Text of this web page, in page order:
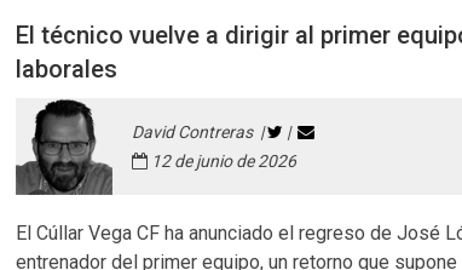
El técnico vuelve a dirigir al primer
laborales
David Contreras |
|
12 de junio de 2026
El Cúllar Vega CF ha anunciado el regreso de José
entrenador del primer equipo, un retorno que